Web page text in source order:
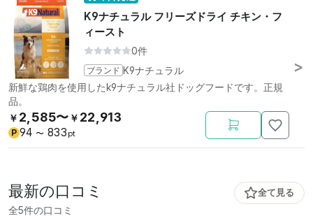
K9ナチュラル フリーズドライ チキン・フ
ィースト
0件
ブランド K9ナチュラル
新鮮な鶏肉を使用したk9ナチュラル社ドッグフードです。正規
品。
￥ 2,585〜 ￥ 22,913
P 94 〜 833 pt
最新の口コミ
全5件の口コミ
全て見る